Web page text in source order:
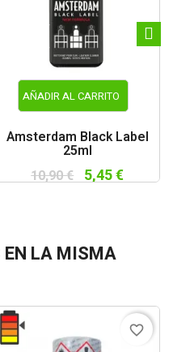
AÑADIR AL CARRITO
Amsterdam Black Label
25ml
10,90 € 5,45 €
EN LA MISMA
favorite_border